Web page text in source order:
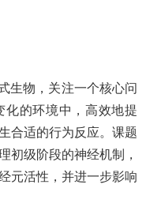
生物，关注一个核心问
化的环境中，高效地提
合适的行为反应。课题
初级阶段的神经机制，
元活性，并进一步影响